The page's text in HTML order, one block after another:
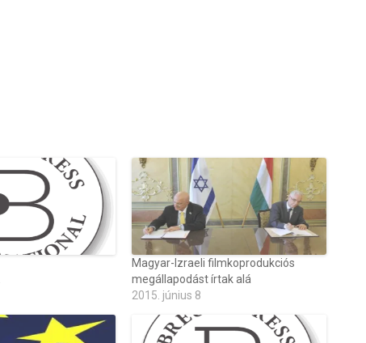
Magyar-Izraeli filmkoprodukciós
megállapodást írtak alá
2015. június 8